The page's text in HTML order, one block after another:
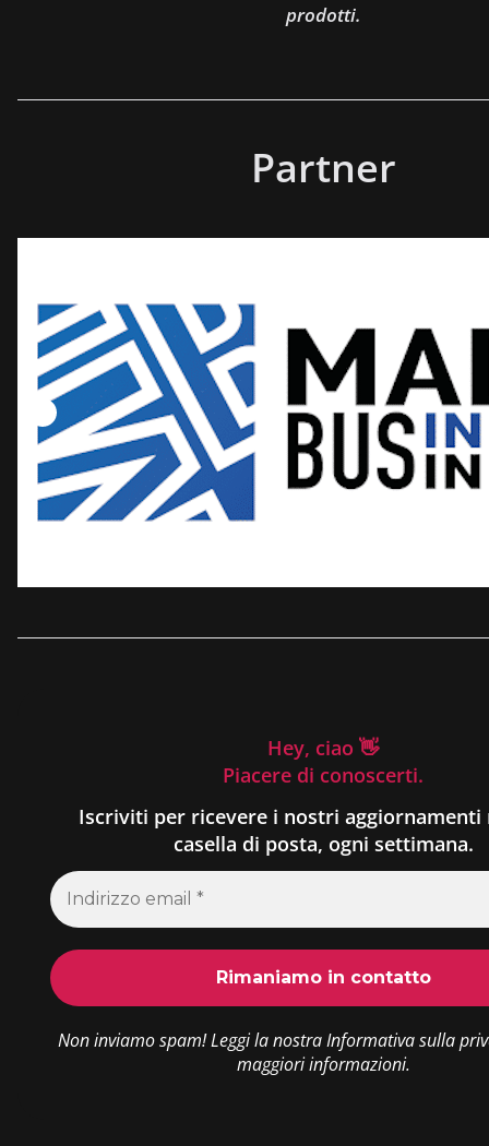
prodotti.
Partner
Hey, ciao 👋
Piacere di conoscerti.
Iscriviti per ricevere i nostri aggiornamenti
casella di posta, ogni settimana.
Non inviamo spam! Leggi la nostraInformativa sulla
maggiori informazioni.